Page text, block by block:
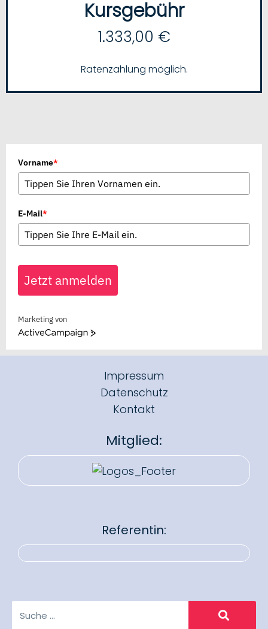
Kursgebühr
1.333,00 €
Ratenzahlung möglich.
Vorname*
E-Mail*
Jetzt anmelden
Marketing von
ActiveCampaign
Impressum
Datenschutz
Kontakt
Mitglied:
Referentin: